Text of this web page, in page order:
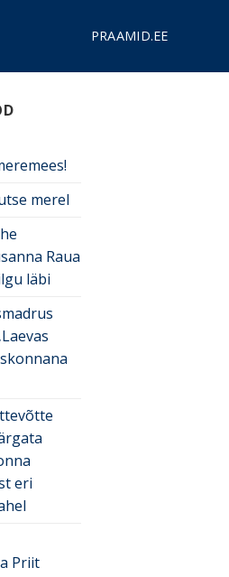
PRAAMID.EE
merel
Raua
läbi
eri
Priit